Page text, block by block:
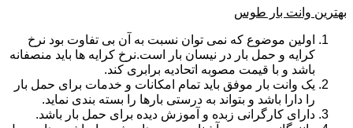
بهترین وانت بار طوس
اولین موضوع که نمی توان نسبت به آن بی تفاوت بود نرخ
کرایه و حمل بار در نیسان بار است.نرخ کرایه ها باید منصفانه
باشد و با قیمت مصوبه اتحادیه برابری کند.
یک وانت بار موفق باید تمام امکانات و خدمات برای حمل بار
را دارا باشد و بتواند به درستی بارها را بسته بندی نماید.
دارای کارگرانی زبده و آموزش دیده برای حمل بار باشد.